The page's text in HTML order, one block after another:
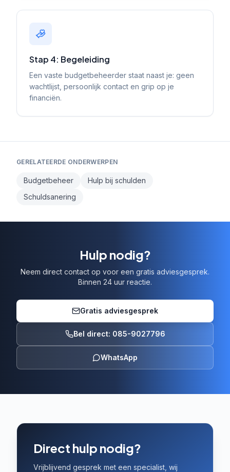
Stap 4: Begeleiding
Een vaste budgetbeheerder staat naast je: geen
wachtlijst, persoonlijk contact en grip op je
financiën.
GERELATEERDE ONDERWERPEN
Budgetbeheer
Hulp bij schulden
Schuldsanering
Hulp nodig?
Neem direct contact op voor een gratis adviesgesprek.
Binnen 24 uur reactie.
Gratis adviesgesprek
Bel direct: 085-9027796
WhatsApp
Direct hulp nodig?
Vrijblijvend gesprek met een specialist, wij